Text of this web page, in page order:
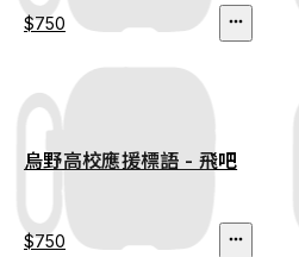
$750
烏野高校應援標語 - 飛吧
$750